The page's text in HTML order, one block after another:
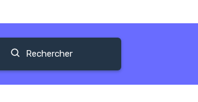
Rechercher